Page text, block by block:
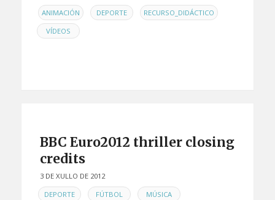
ENANIMACIÓN , DEPORTE , RECURSO_DIDÁCTICO ,
VÍDEOS
BBC Euro2012 thriller closing
credits
3 DE XULLO DE 2012
EN DEPORTE , FÚTBOL , MÚSICA ,